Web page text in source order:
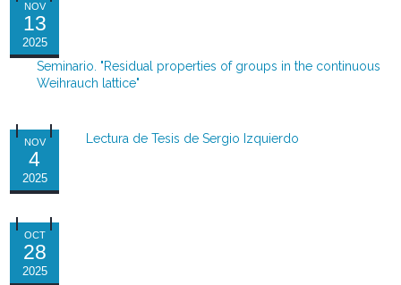
NOV
13
2025
Seminario. "Residual properties of groups in the continuous
Weihrauch lattice"
NOV
4
2025
Lectura de Tesis de Sergio Izquierdo
OCT
28
2025